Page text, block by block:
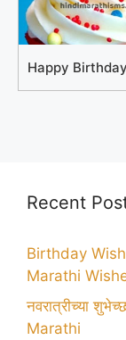
Happy
Recent
Birthday
Marathi
नवरात्रीच्या
Marathi